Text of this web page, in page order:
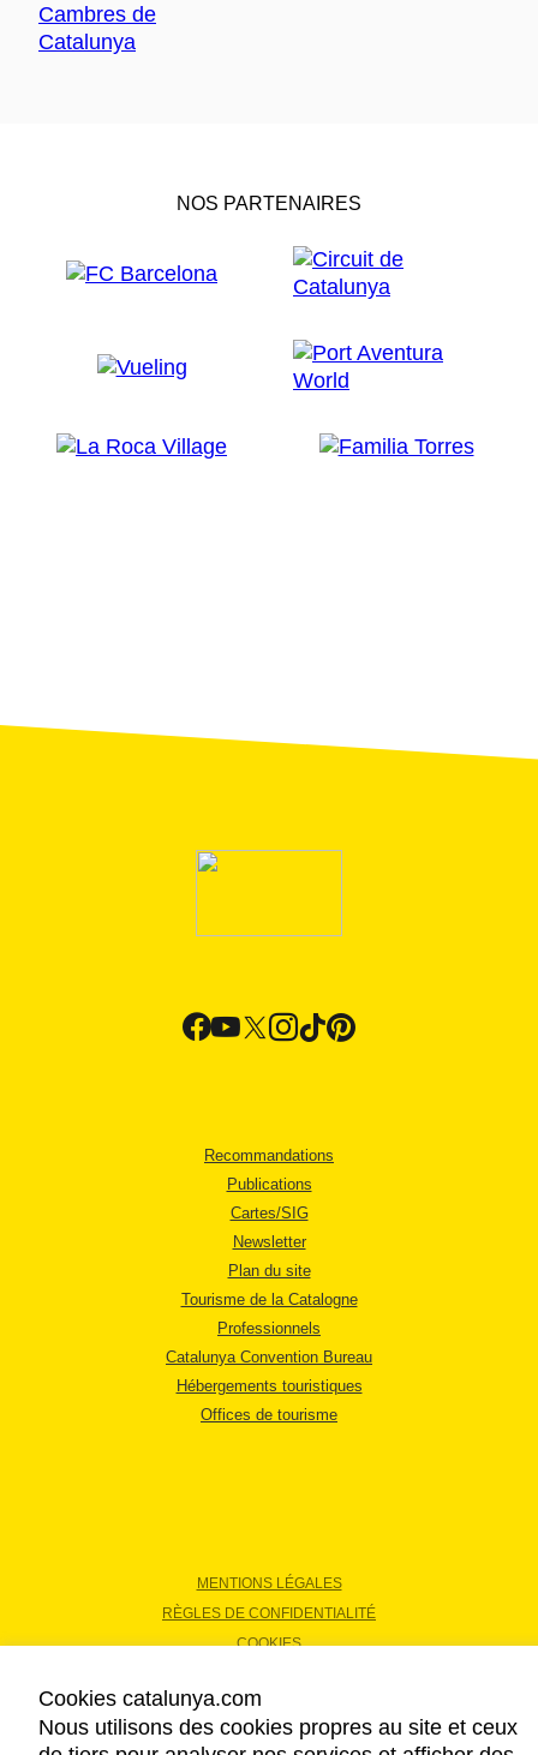
NOS PARTENAIRES
Recommandations
Publications
Cartes/SIG
Newsletter
Plan du site
Tourisme de la Catalogne
Professionnels
Catalunya Convention Bureau
Hébergements touristiques
Offices de tourisme
MENTIONS LÉGALES
RÈGLES DE CONFIDENTIALITÉ
COOKIES
Copyright © 2026. Tourisme de la Catalogne. Tous droits réservés.
Cookies catalunya.com
Nous utilisons des cookies propres au site et ceux